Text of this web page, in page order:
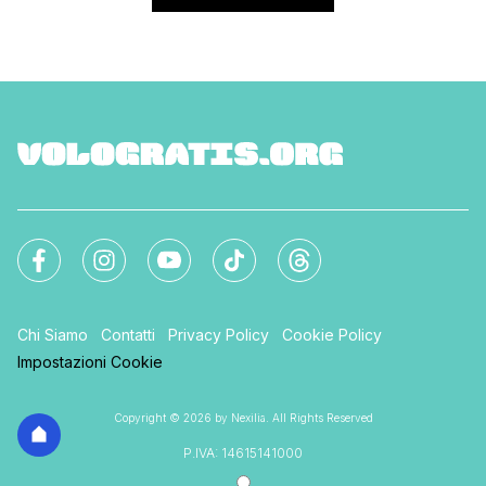
Chi Siamo Contatti Privacy Policy
Cookie Policy
Impostazioni Cookie
Copyright © 2026 by Nexilia. All Rights Reserved
P.IVA: 14615141000